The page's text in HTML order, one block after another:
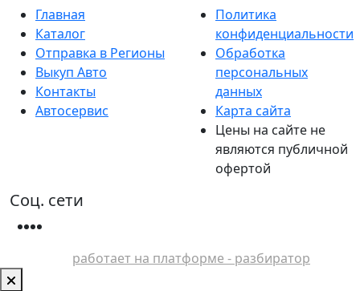
Главная
Каталог
Отправка в Регионы
Выкуп Авто
Контакты
Автосервис
Политика
конфиденциальности
Обработка
персональных
данных
Карта сайта
Цены на сайте не
являются публичной
офертой
Соц. сети
работает на платформе - разбиратор